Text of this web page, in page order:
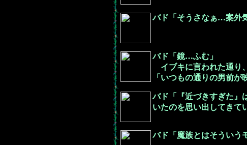
バド「そうさなぁ…案外
バド「鏡…ふむ」
イブキに言われた通り
「いつもの通りの男前
バド「『近づきすぎた』
いたのを思い出してきて
バド「魔族とはそういう